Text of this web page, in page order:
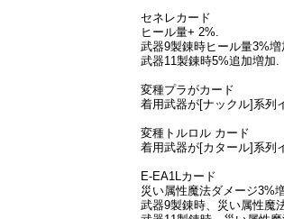
セネレカード
ヒール量+ 2%.
武器9製錬時ヒール量3%増
武器11製錬時5%追加増加.
変種プラがカード
着用武器が[ナックル]系列
変種トルロル カード
着用武器が[カタール]系列
E-EA1Lカード
災い属性魔法ダメージ3%
武器9製錬時、災い属性魔